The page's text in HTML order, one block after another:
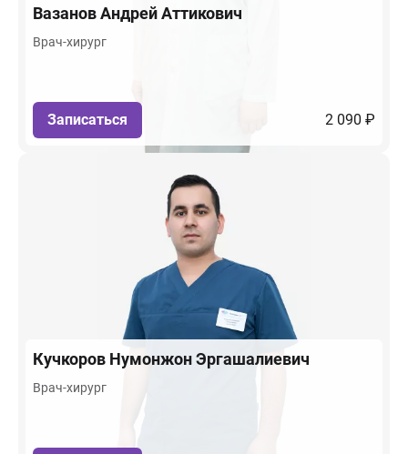
ВазановАндрей Аттикович
Врач-хирург
Записаться 2 090 ₽
Кучкоров Нумонжон Эргашалиевич
Врач-хирург